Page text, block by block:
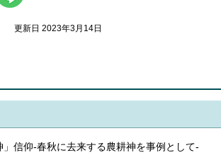
更新日 2023年3月14日
信仰-春秋に去来する農耕神を事例として-